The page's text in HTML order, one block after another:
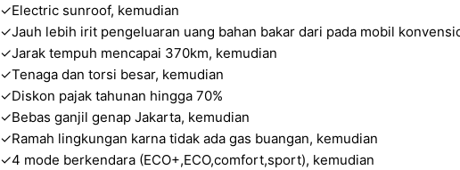
✓Electric sunroof, kemudian
✓Jauh lebih irit pengeluaran uang bahan bakar dari pada mobil
✓Jarak tempuh mencapai 370km, kemudian
✓Tenaga dan torsi besar, kemudian
✓Diskon pajak tahunan hingga 70%
✓Bebas ganjil genap Jakarta, kemudian
✓Ramah lingkungan karna tidak ada gas buangan, kemudian
✓4 mode berkendara (ECO+,ECO,comfort,sport), kemudian